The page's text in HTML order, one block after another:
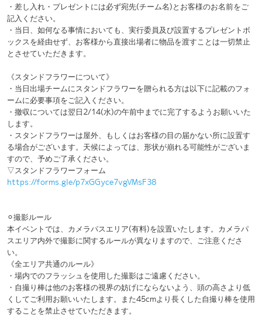
行っていただきます。
・電子投票は投票用紙に記載してあるQRコードをお手持ちのスマートフ
ォンなどで読み取り、投票用紙に記載してあるシリアルナンバーを入力
し、お客様ご自身が総合的に優れていると判断された2チームにご投票く
ださい。
・会場入場時に投票用紙をお渡しいたします。チケット1枚分につき投票
及び決勝戦の投票用紙(計2枚)を配布いたします。投票の際にはお間違い
のないようにお気をつけください。
・会場入場時に敗者復活戦・決勝戦それぞれの最終チームのパフォーマ
ンスが開始する時刻に投票用紙の配布を終了いたします。敗者復活戦の
投票用紙は15:28、決勝戦の投票用紙は19:45で配布を終了することを予
定しています。ただしステージの進行状況により前後する可能性がござ
います。
・再配布は行えませんので必ずお手元に保管をお願いいたします。お客
様自身の投票が完了しても投票終了のアナウンスがあるまではお手元で
保管するようお願いいたします。
・投票用紙は、お客様自身の投票が完了しても投票終了のアナウンスが
あるまではお手元で保管するようお願いいたします。
・スマートフォンをお持ちでないお客様はお近くのスタッフまでお声が
けください。スタッフのスマートフォンにてご投票いただけます。
・電波状況等ご不明な点がございましたら、スタッフまでお声掛けくだ
さい。
《オンラインチケットをお持ちの方》
・オンライン配信をご覧のお客様は、配信プラットフォーム「SPWN」
上で投票していただきます。
・お客様ご自身が総合的に優れていると判断した2チームに投票してくだ
さい。